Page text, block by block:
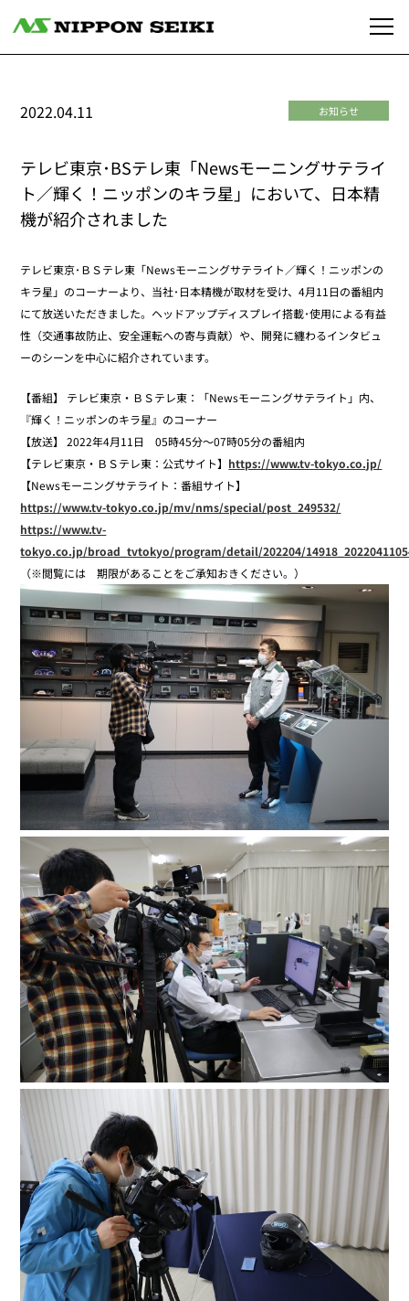
お知らせ
2022.04.11
テレビ東京･BSテレ東「Newsモーニングサテライ
ト／輝く！ニッポンのキラ星」において、日本精
機が紹介されました
テレビ東京･ＢＳテレ東「Newsモーニングサテライト／輝く！ニッポンの
キラ星」のコーナーより、当社･日本精機が取材を受け、4月11日の番組内
にて放送いただきました。ヘッドアップディスプレイ搭載･使用による有益
性（交通事故防止、安全運転への寄与貢献）や、開発に纏わるインタビュ
ーのシーンを中心に紹介されています。
【番組】 テレビ東京・ＢＳテレ東：「Newsモーニングサテライト」内、
『輝く！ニッポンのキラ星』のコーナー
【放送】 2022年4月11日 05時45分～07時05分の番組内
【テレビ東京・ＢＳテレ東：公式サイト】 https://www.tv-tokyo.co.jp/
【Newsモーニングサテライト：番組サイト】
https://www.tv-tokyo.co.jp/mv/nms/special/post_249532/
https://www.tv-
tokyo.co.jp/broad_tvtokyo/program/detail/202204/
（※閲覧には 期限があることをご承知おきください。）